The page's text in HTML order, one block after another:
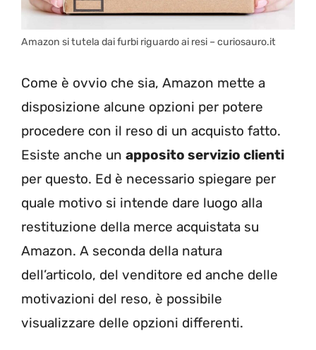
Amazon si tutela dai furbi riguardo ai resi – curiosauro.it
Come è ovvio che sia, Amazon mette a
disposizione alcune opzioni per potere
procedere con il reso di un acquisto fatto.
Esiste anche un apposito servizio clienti
per questo. Ed è necessario spiegare per
quale motivo si intende dare luogo alla
restituzione della merce acquistata su
Amazon. A seconda della natura
dell’articolo, del venditore ed anche delle
motivazioni del reso, è possibile
visualizzare delle opzioni differenti.